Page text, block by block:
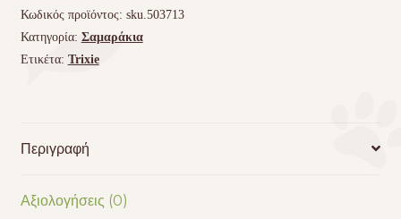
Κωδικός προϊόντος: sku.503713
Κατηγορία: Σαμαράκια
Ετικέτα: Trixie
Περιγραφή
Αξιολογήσεις (0)